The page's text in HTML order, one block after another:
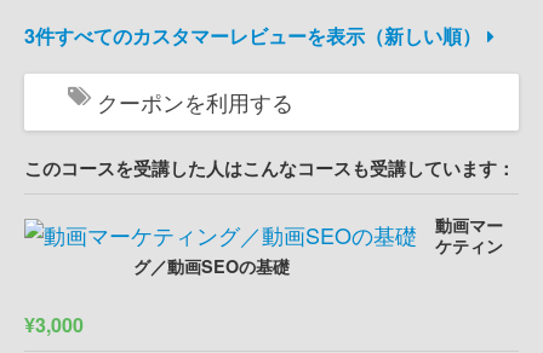
3件すべてのカスタマーレビューを表示（新しい順）
クーポンを利用する
このコースを受講した人はこんなコースも受講しています：
動画マー
ケティン
グ／動画SEOの基礎
¥3,000